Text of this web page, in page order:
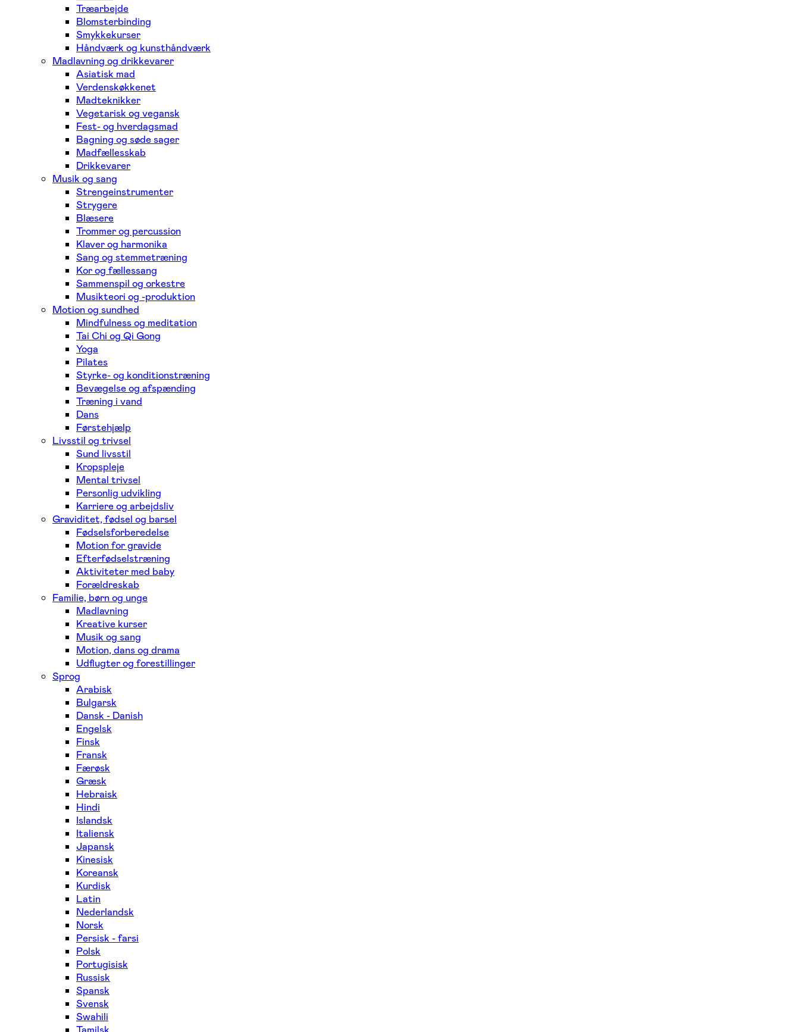
Træarbejde
Blomsterbinding
Smykkekurser
Håndværk og kunsthåndværk
Madlavning og drikkevarer
Asiatisk mad
Verdenskøkkenet
Madteknikker
Vegetarisk og vegansk
Fest- og hverdagsmad
Bagning og søde sager
Madfællesskab
Drikkevarer
Musik og sang
Strengeinstrumenter
Strygere
Blæsere
Trommer og percussion
Klaver og harmonika
Sang og stemmetræning
Kor og fællessang
Sammenspil og orkestre
Musikteori og -produktion
Motion og sundhed
Mindfulness og meditation
Tai Chi og Qi Gong
Yoga
Pilates
Styrke- og konditionstræning
Bevægelse og afspænding
Træning i vand
Dans
Førstehjælp
Livsstil og trivsel
Sund livsstil
Kropspleje
Mental trivsel
Personlig udvikling
Karriere og arbejdsliv
Graviditet, fødsel og barsel
Fødselsforberedelse
Motion for gravide
Efterfødselstræning
Aktiviteter med baby
Forældreskab
Familie, børn og unge
Madlavning
Kreative kurser
Musik og sang
Motion, dans og drama
Udflugter og forestillinger
Sprog
Arabisk
Bulgarsk
Dansk - Danish
Engelsk
Finsk
Fransk
Færøsk
Græsk
Hebraisk
Hindi
Islandsk
Italiensk
Japansk
Kinesisk
Koreansk
Kurdisk
Latin
Nederlandsk
Norsk
Persisk - farsi
Polsk
Portugisisk
Russisk
Spansk
Svensk
Swahili